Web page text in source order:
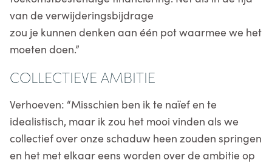
van de verwijderingsbijdrage
zou je kunnen denken aan één pot waarmee we het
moeten doen.”
COLLECTIEVE AMBITIE
Verhoeven: “Misschien ben ik te naïef en te
idealistisch, maar ik zou het mooi vinden als we
collectief over onze schaduw heen zouden springen
en het met elkaar eens worden over de ambitie op